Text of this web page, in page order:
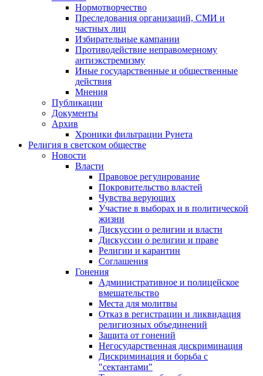
Нормотворчество
Преследования организаций, СМИ и
частных лиц
Избирательные кампании
Противодействие неправомерному
антиэкстремизму
Иные государственные и общественные
действия
Мнения
Публикации
Документы
Архив
Хроники фильтрации Рунета
Религия в светском обществе
Новости
Власти
Правовое регулирование
Покровительство властей
Чувства верующих
Участие в выборах и в политической
жизни
Дискуссии о религии и власти
Дискуссии о религии и праве
Религии и карантин
Соглашения
Гонения
Административное и полицейское
вмешательство
Места для молитвы
Отказ в регистрации и ликвидация
религиозных объединений
Защита от гонений
Негосударственная дискриминация
Дискриминация и борьба с
"сектантами"